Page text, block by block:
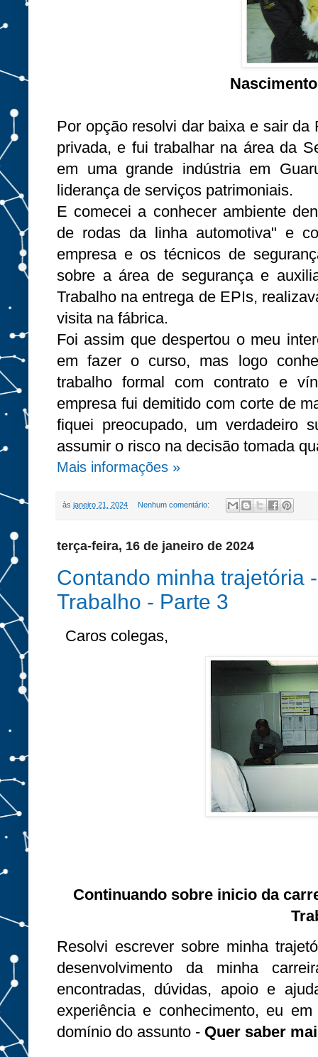
Por opção resolvi dar baixa e sair
privada, e fui trabalhar na área da
em uma grande indústria em
liderança de serviços patrimoniais.
E comecei a conhecer ambiente
de rodas da linha automotiva" e
empresa e os técnicos de
sobre a área de segurança e
Trabalho na entrega de EPIs,
visita na fábrica.
Foi assim que despertou o meu
em fazer o curso, mas logo
trabalho formal com contrato e
empresa fui demitido com corte de
fiquei preocupado, um verdadeiro
assumir o risco na decisão tomada
Mais informações »
às janeiro 21, 2024 Nenhum comentário:
terça-feira, 16 de janeiro de 2024
Contando minha trajetória
Trabalho - Parte 3
Caros colegas,
Continuando sobre inicio da
Resolvi escrever sobre minha
desenvolvimento da minha
encontradas, dúvidas, apoio e
experiência e conhecimento, eu
domínio do assunto - Quer saber